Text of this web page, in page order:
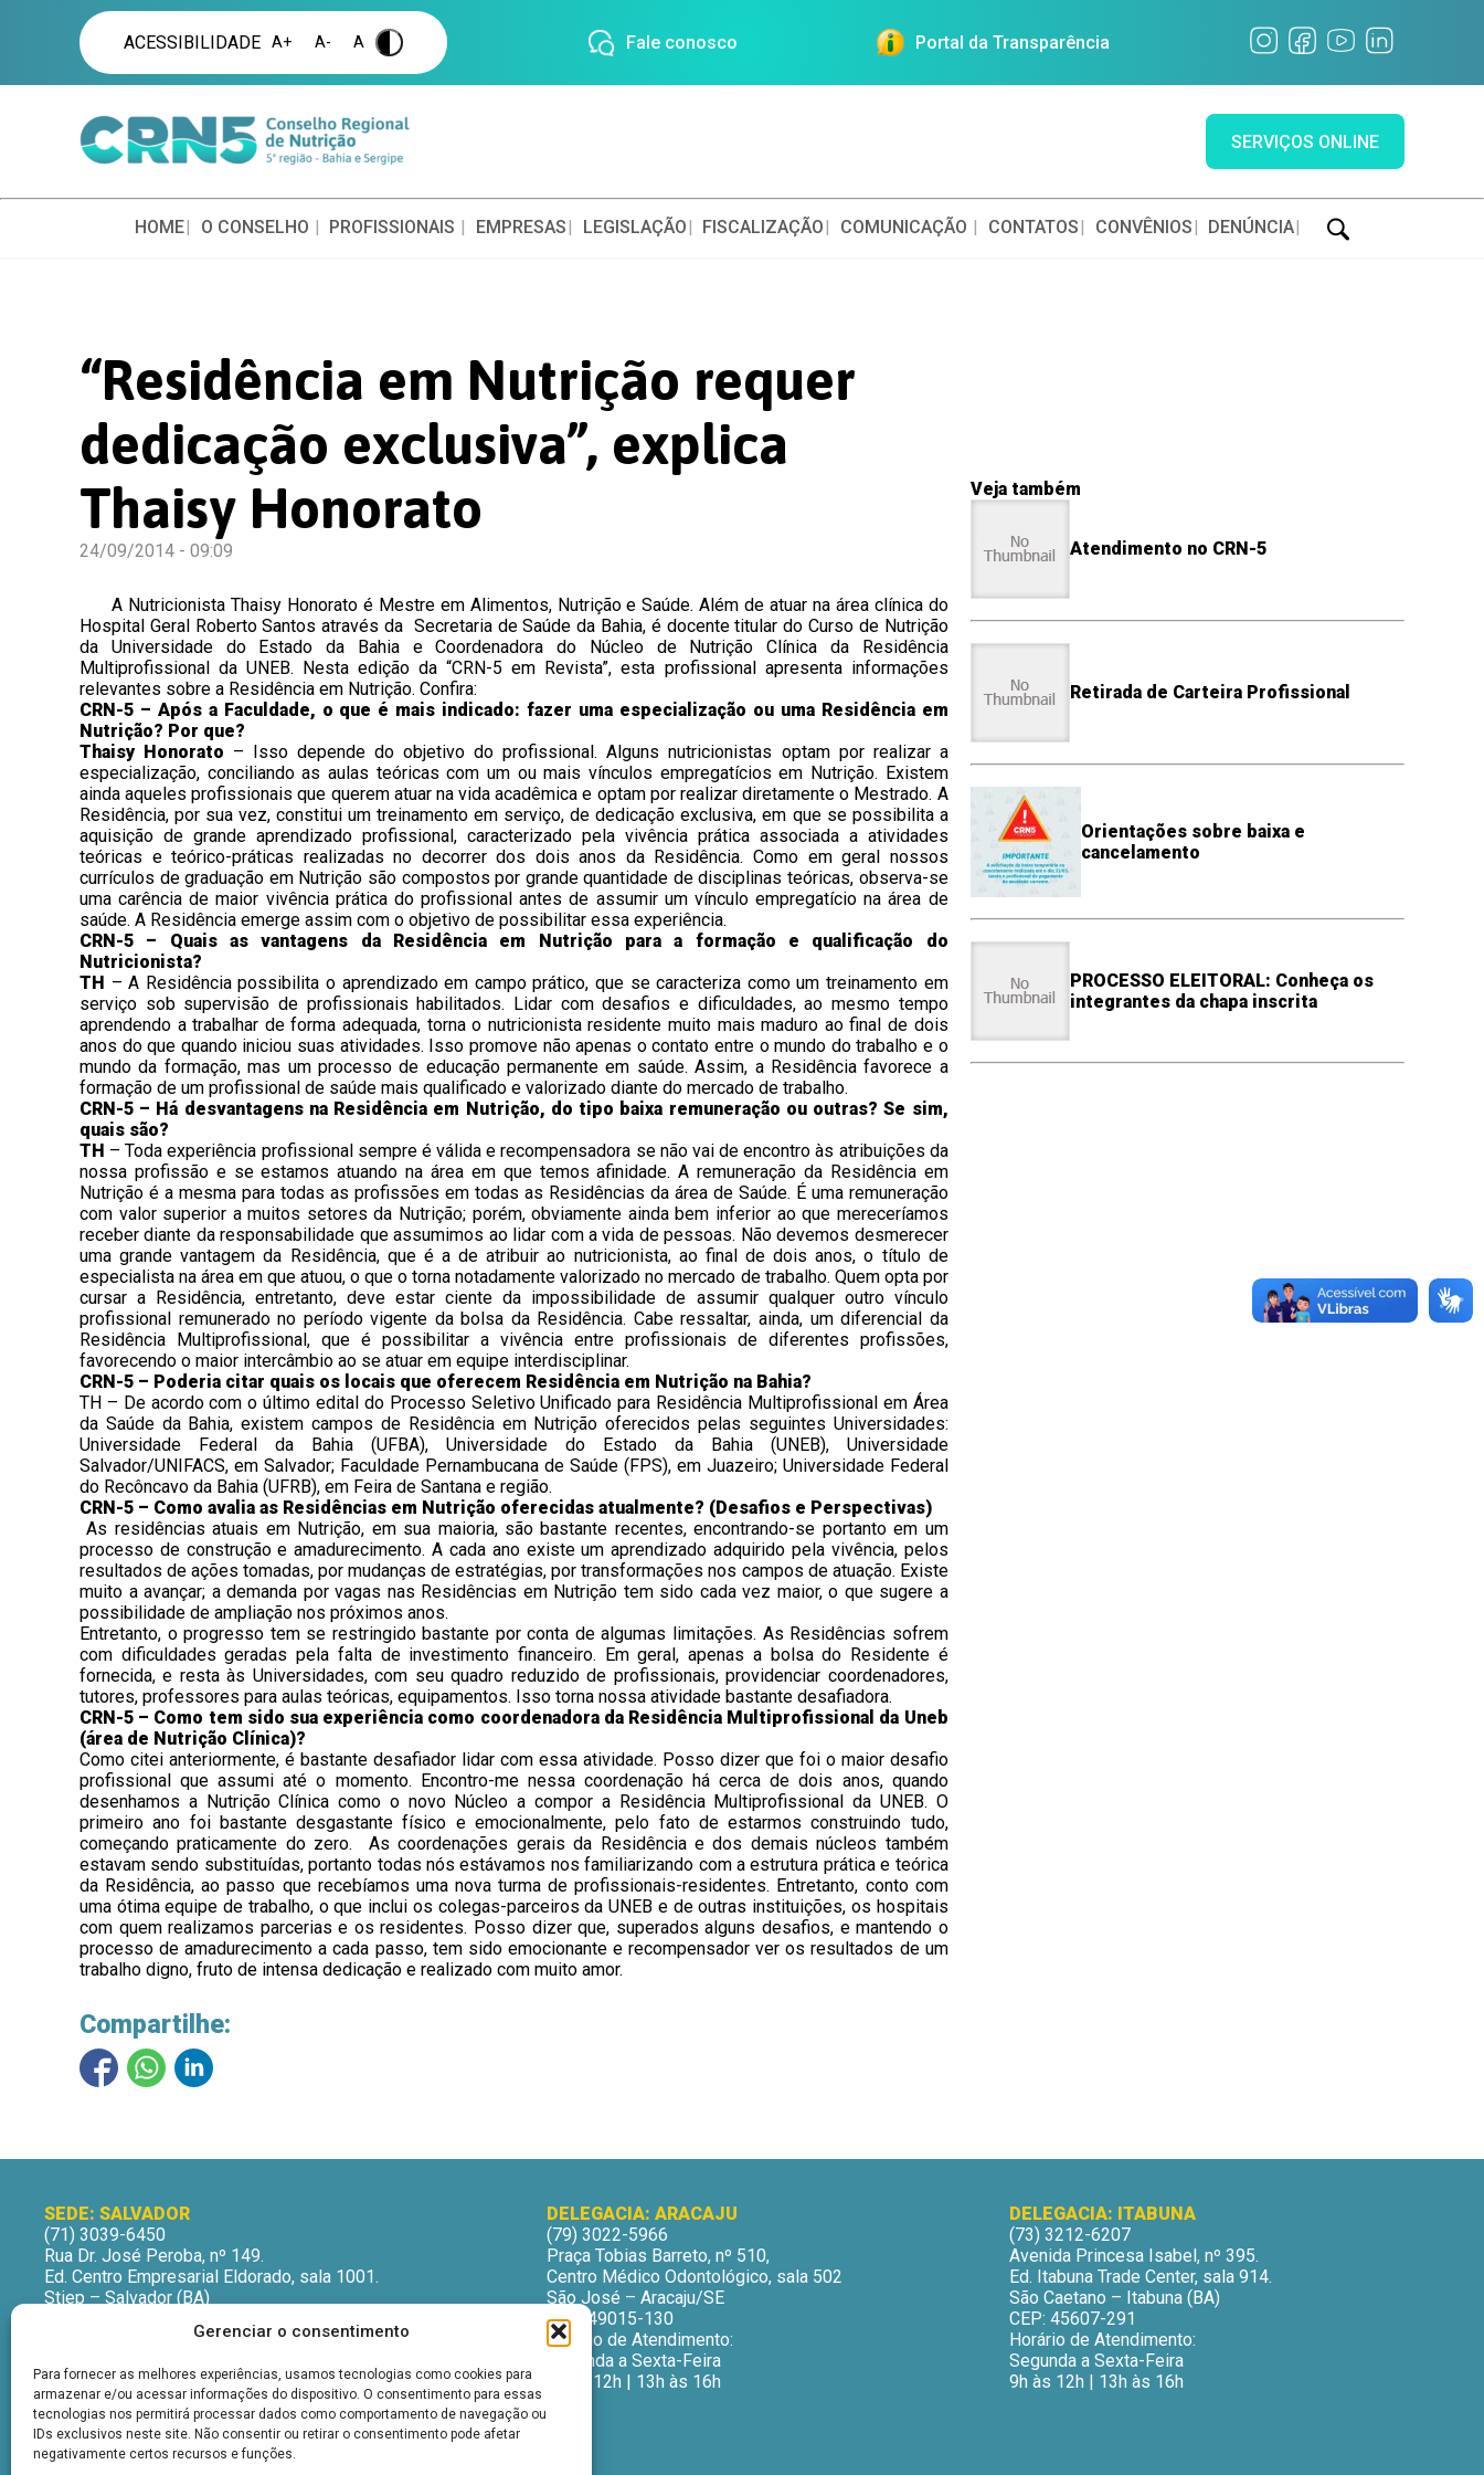
Gerenciar o consentimento
Para fornecer as melhores experiências, usamos tecnologias como cookies para
armazenar e/ou acessar informações do dispositivo. O consentimento para essas
tecnologias nos permitirá processar dados como comportamento de navegação ou
IDs exclusivos neste site. Não consentir ou retirar o consentimento pode afetar
negativamente certos recursos e funções.
ACESSIBILIDADE A+ A- A . Fale conosco Portal da Transparência
SERVIÇOS ONLINE
HOME O CONSELHO PROFISSIONAIS EMPRESAS LEGISLAÇÃO FISCALIZAÇÃO COMUNICAÇÃO CONTATOS CONVÊNIOS DENÚNCIA
“Residência em Nutrição requer
dedicação exclusiva”, explica
Thaisy Honorato
24/09/2014 - 09:09
A Nutricionista Thaisy Honorato é Mestre em Alimentos, Nutrição e Saúde. Além de atuar na área clínica do
Hospital Geral Roberto Santos através da Secretaria de Saúde da Bahia, é docente titular do Curso de Nutrição
da Universidade do Estado da Bahia e Coordenadora do Núcleo de Nutrição Clínica da Residência
Multiprofissional da UNEB. Nesta edição da “CRN-5 em Revista”, esta profissional apresenta informações
relevantes sobre a Residência em Nutrição. Confira:
CRN-5 – Após a Faculdade, o que é mais indicado: fazer uma especialização ou uma Residência em
Nutrição? Por que?
Thaisy Honorato – Isso depende do objetivo do profissional. Alguns nutricionistas optam por realizar a
especialização, conciliando as aulas teóricas com um ou mais vínculos empregatícios em Nutrição. Existem
ainda aqueles profissionais que querem atuar na vida acadêmica e optam por realizar diretamente o Mestrado. A
Residência, por sua vez, constitui um treinamento em serviço, de dedicação exclusiva, em que se possibilita a
aquisição de grande aprendizado profissional, caracterizado pela vivência prática associada a atividades
teóricas e teórico-práticas realizadas no decorrer dos dois anos da Residência. Como em geral nossos
currículos de graduação em Nutrição são compostos por grande quantidade de disciplinas teóricas, observa-se
uma carência de maior vivência prática do profissional antes de assumir um vínculo empregatício na área de
saúde. A Residência emerge assim com o objetivo de possibilitar essa experiência.
CRN-5 – Quais as vantagens da Residência em Nutrição para a formação e qualificação do
Nutricionista?
TH – A Residência possibilita o aprendizado em campo prático, que se caracteriza como um treinamento em
serviço sob supervisão de profissionais habilitados. Lidar com desafios e dificuldades, ao mesmo tempo
aprendendo a trabalhar de forma adequada, torna o nutricionista residente muito mais maduro ao final de dois
anos do que quando iniciou suas atividades. Isso promove não apenas o contato entre o mundo do trabalho e o
mundo da formação, mas um processo de educação permanente em saúde. Assim, a Residência favorece a
formação de um profissional de saúde mais qualificado e valorizado diante do mercado de trabalho.
CRN-5 – Há desvantagens na Residência em Nutrição, do tipo baixa remuneração ou outras? Se sim,
quais são?
TH – Toda experiência profissional sempre é válida e recompensadora se não vai de encontro às atribuições da
nossa profissão e se estamos atuando na área em que temos afinidade. A remuneração da Residência em
Nutrição é a mesma para todas as profissões em todas as Residências da área de Saúde. É uma remuneração
com valor superior a muitos setores da Nutrição; porém, obviamente ainda bem inferior ao que mereceríamos
receber diante da responsabilidade que assumimos ao lidar com a vida de pessoas. Não devemos desmerecer
uma grande vantagem da Residência, que é a de atribuir ao nutricionista, ao final de dois anos, o título de
especialista na área em que atuou, o que o torna notadamente valorizado no mercado de trabalho. Quem opta por
cursar a Residência, entretanto, deve estar ciente da impossibilidade de assumir qualquer outro vínculo
profissional remunerado no período vigente da bolsa da Residência. Cabe ressaltar, ainda, um diferencial da
Residência Multiprofissional, que é possibilitar a vivência entre profissionais de diferentes profissões,
favorecendo o maior intercâmbio ao se atuar em equipe interdisciplinar.
CRN-5 – Poderia citar quais os locais que oferecem Residência em Nutrição na Bahia?
TH – De acordo com o último edital do Processo Seletivo Unificado para Residência Multiprofissional em Área
da Saúde da Bahia, existem campos de Residência em Nutrição oferecidos pelas seguintes Universidades:
Universidade Federal da Bahia (UFBA), Universidade do Estado da Bahia (UNEB), Universidade
Salvador/UNIFACS, em Salvador; Faculdade Pernambucana de Saúde (FPS), em Juazeiro; Universidade Federal
do Recôncavo da Bahia (UFRB), em Feira de Santana e região.
CRN-5 – Como avalia as Residências em Nutrição oferecidas atualmente? (Desafios e Perspectivas)
As residências atuais em Nutrição, em sua maioria, são bastante recentes, encontrando-se portanto em um
processo de construção e amadurecimento. A cada ano existe um aprendizado adquirido pela vivência, pelos
resultados de ações tomadas, por mudanças de estratégias, por transformações nos campos de atuação. Existe
muito a avançar; a demanda por vagas nas Residências em Nutrição tem sido cada vez maior, o que sugere a
possibilidade de ampliação nos próximos anos.
Entretanto, o progresso tem se restringido bastante por conta de algumas limitações. As Residências sofrem
com dificuldades geradas pela falta de investimento financeiro. Em geral, apenas a bolsa do Residente é
fornecida, e resta às Universidades, com seu quadro reduzido de profissionais, providenciar coordenadores,
tutores, professores para aulas teóricas, equipamentos. Isso torna nossa atividade bastante desafiadora.
CRN-5 – Como tem sido sua experiência como coordenadora da Residência Multiprofissional da Uneb
(área de Nutrição Clínica)?
Como citei anteriormente, é bastante desafiador lidar com essa atividade. Posso dizer que foi o maior desafio
profissional que assumi até o momento. Encontro-me nessa coordenação há cerca de dois anos, quando
desenhamos a Nutrição Clínica como o novo Núcleo a compor a Residência Multiprofissional da UNEB. O
primeiro ano foi bastante desgastante físico e emocionalmente, pelo fato de estarmos construindo tudo,
começando praticamente do zero. As coordenações gerais da Residência e dos demais núcleos também
estavam sendo substituídas, portanto todas nós estávamos nos familiarizando com a estrutura prática e teórica
da Residência, ao passo que recebíamos uma nova turma de profissionais-residentes. Entretanto, conto com
uma ótima equipe de trabalho, o que inclui os colegas-parceiros da UNEB e de outras instituições, os hospitais
com quem realizamos parcerias e os residentes. Posso dizer que, superados alguns desafios, e mantendo o
processo de amadurecimento a cada passo, tem sido emocionante e recompensador ver os resultados de um
trabalho digno, fruto de intensa dedicação e realizado com muito amor.
Compartilhe:
Veja também
Atendimento no CRN-5
Retirada de Carteira Profissional
Orientações sobre baixa e
cancelamento
PROCESSO ELEITORAL: Conheça os
integrantes da chapa inscrita
SEDE: SALVADOR
(71) 3039-6450
Rua Dr. José Peroba, nº 149.
Ed. Centro Empresarial Eldorado, sala 1001.
Stiep – Salvador (BA)
Horário de Atendimento:
9h às 12h | 13h às 16h
DELEGACIA: ARACAJU
(79) 3022-5966
Praça Tobias Barreto, nº 510,
Centro Médico Odontológico, sala 502
São José – Aracaju/SE
CEP: 49015-130
Horário de Atendimento:
Segunda a Sexta-Feira
9h às 12h | 13h às 16h
DELEGACIA: ITABUNA
(73) 3212-6207
Avenida Princesa Isabel, nº 395.
Ed. Itabuna Trade Center, sala 914.
São Caetano – Itabuna (BA)
CEP: 45607-291
Horário de Atendimento:
Segunda a Sexta-Feira
9h às 12h | 13h às 16h